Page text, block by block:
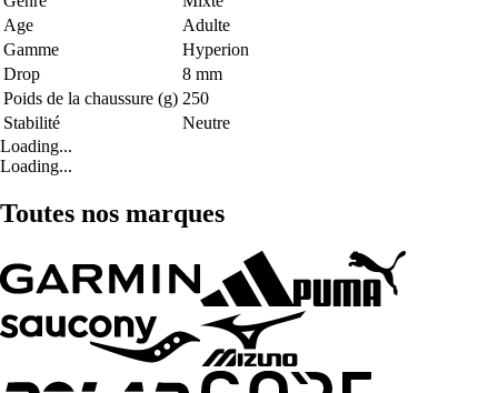
Age
Adulte
Gamme
Hyperion
Drop
8 mm
Poids de la chaussure (g) 250
Stabilité
Neutre
Loading...
Loading...
Toutes nos marques